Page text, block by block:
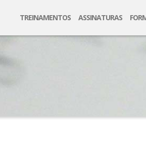
TREINAMENTOS ASSINATURAS